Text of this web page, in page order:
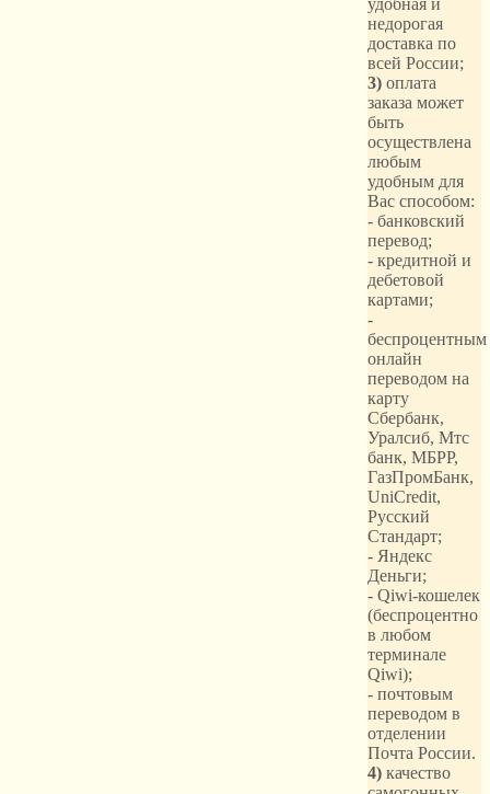
недорогая
доставка по
всей России;
3) оплата
заказа может
быть
осуществлена
любым
удобным для
Вас способом:
- банковский
перевод;
- кредитной и
дебетовой
картами;
-
беспроцентным
онлайн
переводом на
карту
Сбербанк,
Уралсиб, Мтс
банк, МБРР,
ГазПромБанк,
UniCredit,
Русский
Стандарт;
- Яндекс
Деньги;
- Qiwi-кошелек
(беспроцентно
в любом
терминале
Qiwi);
- почтовым
переводом в
отделении
Почта России.
4) качество